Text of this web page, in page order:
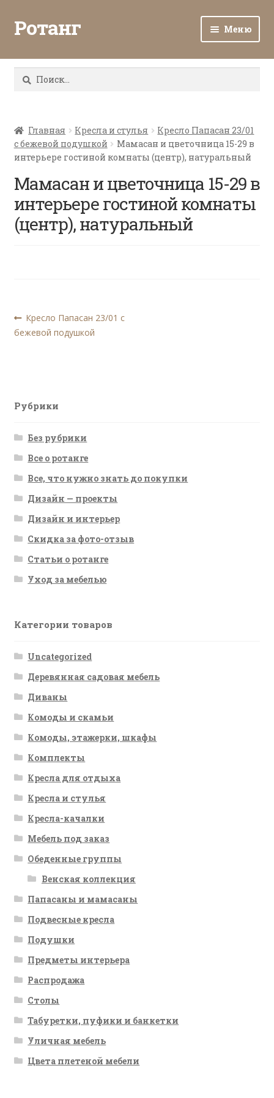
Ротанг Меню
Каталог
Все о ротанге
Ротанг оптом
Контакты
Найти:
Главная Кресла и стулья
Кресло Папасан 23/01
с бежевой подушкой
Мамасан и цветочница 15-29 в
интерьере гостиной комнаты (центр), натуральный
Мамасан и цветочница 15-29 в
интерьере гостиной комнаты
(центр), натуральный
Навигация
по
Предыдущая
запись:
Кресло Папасан 23/01 с
бежевой подушкой
Рубрики
Без рубрики
Все о ротанге
Все, что нужно знать до покупки
Дизайн — проекты
Дизайн и интерьер
Скидка за фото-отзыв
Статьи о ротанге
Уход за мебелью
Категории товаров
Uncategorized
Деревянная садовая мебель
Диваны
Комоды и скамьи
Комоды, этажерки, шкафы
Комплекты
Кресла для отдыха
Кресла и стулья
Кресла-качалки
Мебель под заказ
Обеденные группы
Венская коллекция
Папасаны и мамасаны
Подвесные кресла
Подушки
Предметы интерьера
Распродажа
Столы
Табуретки, пуфики и банкетки
Уличная мебель
Цвета плетеной мебели